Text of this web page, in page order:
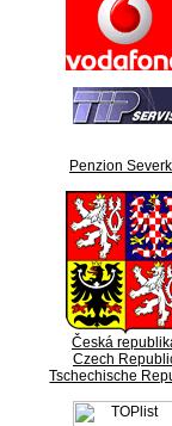
Penzion
Česká
Czech
Tschechische